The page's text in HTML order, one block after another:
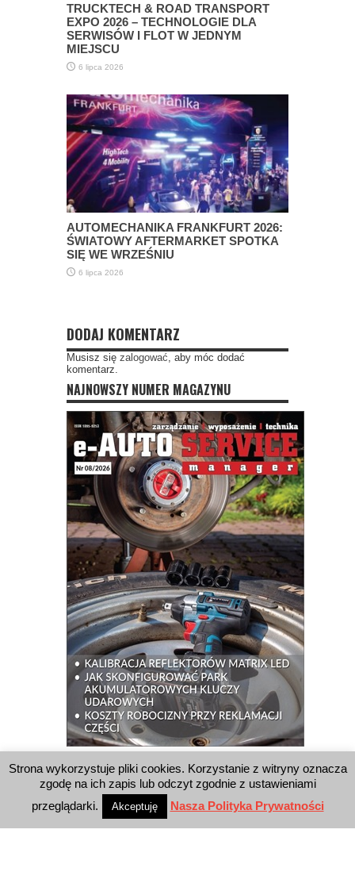
TRUCKTECH & ROAD TRANSPORT
EXPO 2026 – TECHNOLOGIE DLA
SERWISÓW I FLOT W JEDNYM
MIEJSCU
6 lipca 2026
AUTOMECHANIKA FRANKFURT 2026:
ŚWIATOWY AFTERMARKET SPOTKA
SIĘ WE WRZEŚNIU
6 lipca 2026
DODAJ KOMENTARZ
Musisz się zalogować, aby móc dodać
komentarz.
NAJNOWSZY NUMER MAGAZYNU
WYSZUKIWARKA
Strona wykorzystuje pliki cookies. Korzystanie z witryny oznacza
zgodę na ich zapis lub odczyt zgodnie z ustawieniami
przeglądarki.
Akceptuję Nasza Polityka Prywatności